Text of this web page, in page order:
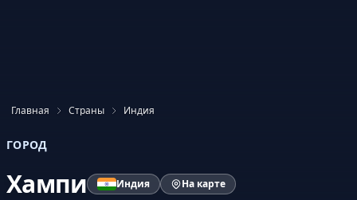
Главная Страны Индия
ГОРОД
Хампи Индия На карте